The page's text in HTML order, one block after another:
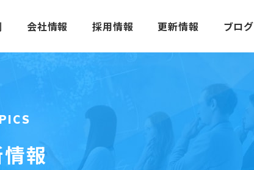
会社情報 採用情報 更新情報 ブログ
報